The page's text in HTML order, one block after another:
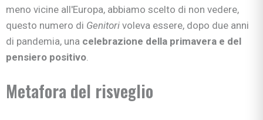
meno vicine all'Europa, abbiamo scelto di non vedere,
questo numero di Genitori voleva essere, dopo due anni
di pandemia, una celebrazione della primavera e del
pensiero positivo
Metafora del risveglio